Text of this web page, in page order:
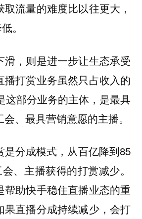
流量的难度比以往更大，
。
滑，则是进一步让生态承受
播打赏业务虽然只占收入的
这部分业务的主体，是最具
、最具营销意愿的主播。
是分成模式，从百亿降到85
、主播获得的打赏减少。
帮助快手稳住直播业态的重
果直播分成持续减少，会打